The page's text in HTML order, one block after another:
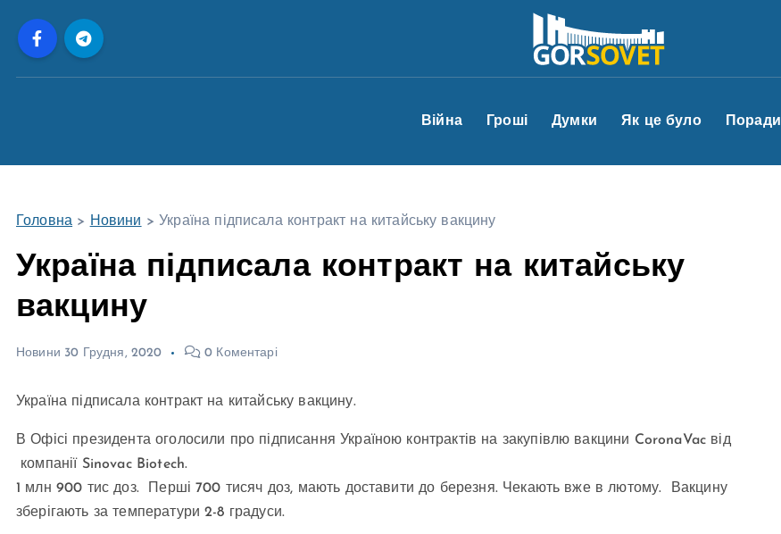
Війна Гроші Думки Як це було Поради
Головна > Новини > Україна підписала контракт на китайську вакцину
Україна підписала контракт на китайську
вакцину
Новини 30 Грудня, 2020 0 Коментарі
Україна підписала контракт на китайську вакцину.
В Офісі президента оголосили про підписання Україною контрактів на закупівлю вакцини CoronaVac від
компанії Sinovac Biotech.
1 млн 900 тис доз. Перші 700 тисяч доз, мають доставити до березня. Чекають вже в лютому. Вакцину
зберігають за температури 2-8 градуси.